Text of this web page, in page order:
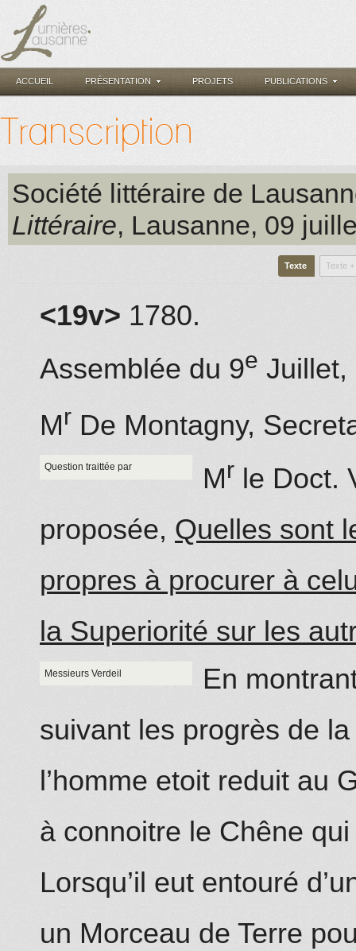
ACCUEIL PRÉSENTATION PROJETS PUBLICATIONS
Transcription
Société littéraire de
Littéraire, Lausanne, 09
Texte Texte
<19v> 1780.
Assemblée du 9e Juillet,
Mr De Montagny,
Question traittée par Mr le Doct.
proposée, Quelles sont
propres à procurer à
la Superiorité sur les
Messieurs Verdeil
En
suivant les progrès de
l’homme etoit reduit au
à connoitre le Chêne
Lorsqu’il eut entouré
un Morceau de Terre